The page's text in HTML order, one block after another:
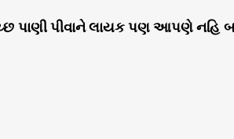
પાણી પીવાને લાયક પણ આપણે